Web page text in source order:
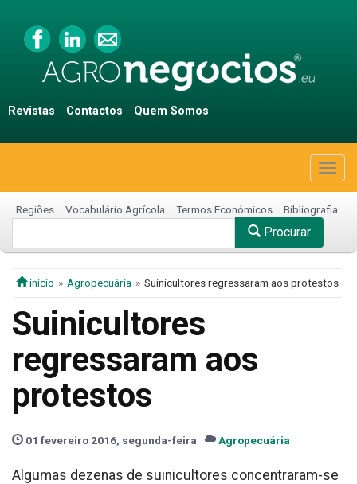
Revistas Contactos Quem Somos
Regiões Vocabulário Agrícola Termos Económicos Bibliografia
Procurar
início Agropecuária Suinicultores regressaram aos protestos
Suinicultores
regressaram aos
protestos
01 fevereiro 2016, segunda-feira Agropecuária
Algumas dezenas de suinicultores concentraram-se